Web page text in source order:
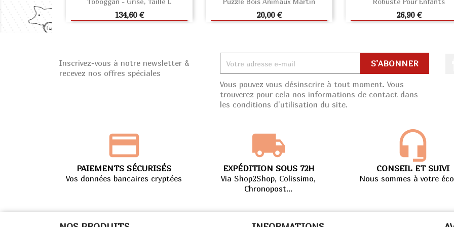
Prix
134,60 €
AJOUTER AU PANIER Prix
20,00 €
AJOUTER AU PANIER Prix
26,90 €
AJOUTER AU PANIER
Inscrivez-vous à notre newsletter &
recevez nos offres spéciales
Vous pouvez vous désinscrire à tout moment. Vous
trouverez pour cela nos informations de contact dans
les conditions d'utilisation du site.
PAIEMENTS SÉCURISÉS
Vos données bancaires cryptées
EXPÉDITION SOUS 72H
Via Shop2Shop, Colissimo,
Chronopost...
CONSEIL ET SUIVI
Nous sommes à votre